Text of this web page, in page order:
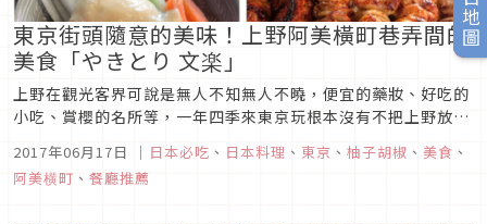
東京街頭隨意的美味！上野阿美橫町巷弄間的
美食「やきとり 文楽」
上野在觀光客界可說是無人不知無人不曉，便宜的藥妝、好吃的
小吃、賞櫻的名所等，一年四季來東京玩根本沒有不把上野放入
晃晃，直到最近，終於有空來走踏啦!
2017年06月17日 ｜ 日本必吃 、 日本料理 、 東京 、 柚子胡椒 、 美食 、
阿美横町 、 餐廳推薦